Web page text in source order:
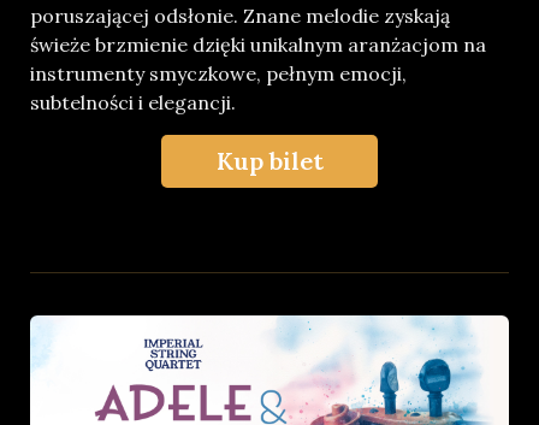
poruszającej odsłonie. Znane melodie zyskają
świeże brzmienie dzięki unikalnym aranżacjom na
instrumenty smyczkowe, pełnym emocji,
subtelności i elegancji.
Kup bilet